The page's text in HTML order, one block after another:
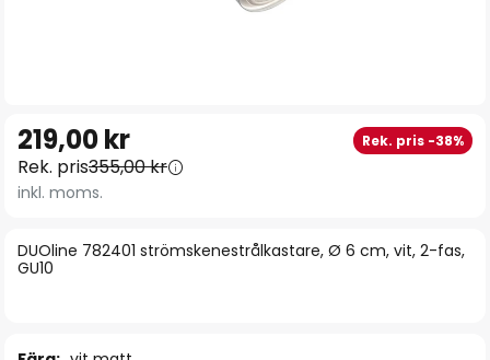
till
början
av
DUOline 782401 strömskenestrålkastare, Ø 6 cm, vit, 2-fas,
GU10
219,00 kr Rek. pris -38%
Rek. pris355,00 kr
inkl. moms.